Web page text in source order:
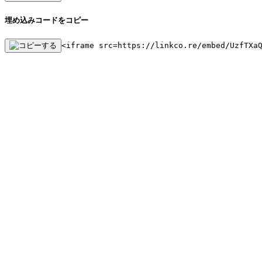
埋め込みコードをコピー
<iframe src=https://linkco.re/embed/